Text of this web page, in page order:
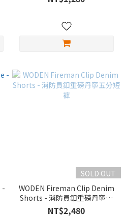
-
SOLD OUT
WODEN Fireman Clip Denim
Shorts - 消防員釦重磅丹寧五
分短褲
NT$2,480